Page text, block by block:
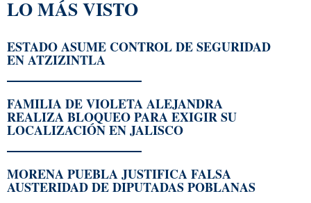
LO MÁS VISTO
ESTADO ASUME CONTROL DE SEGURIDAD
EN ATZIZINTLA
FAMILIA DE VIOLETA ALEJANDRA
REALIZA BLOQUEO PARA EXIGIR SU
LOCALIZACIÓN EN JALISCO
MORENA PUEBLA JUSTIFICA FALSA
AUSTERIDAD DE DIPUTADAS POBLANAS